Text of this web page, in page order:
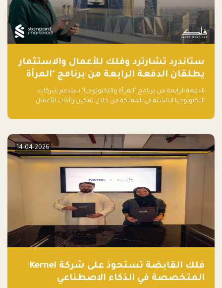
ستاندرد تشارترد وفلك للأعمال والاستثمار
يطلقان الدفعة الرابعة من برنامج "المرأة
والتكنولوجيا" لعام 2026 في المملكة
العربية السعودية
الدفعة الرابعة من برنامج "المرأة والتكنولوجيا" ستدعم شركات
التكنولوجيا الناشئة في المملكة من خلال تمكين رائدات الأعمال
14-04-2026
فلك القابضة تستحوذ على شركة Kernel
المتخصصة في الذكاء الاصطناعي